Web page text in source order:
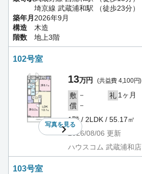
埼京線 武蔵浦和駅 （徒歩23分）
築年月2026年9月
構造
木造
階数
地上3階
102号室
写真を見る
13万円 (共益費 4,100円)
敷 － 礼 1ヶ月
償 －
1階 / 2LDK / 55.17㎡
2026/08/06 更新
ハウスコム 武蔵浦和店
103号室